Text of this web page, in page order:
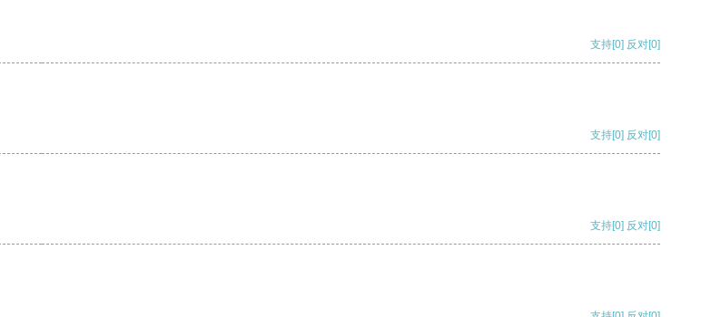
支持[0] 反对[0]
支持[0] 反对[0]
支持[0] 反对[0]